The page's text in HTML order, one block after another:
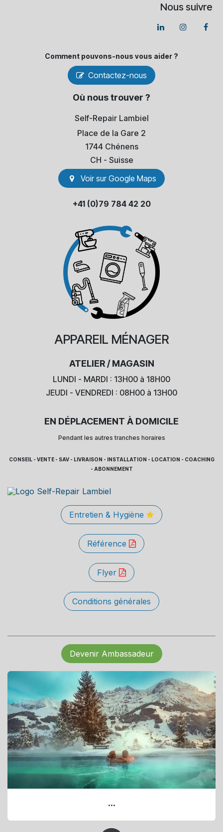
Nous suivre
Comment pouvons-​nous vous aider ?
Contactez-nous
Où nous trouver ?
Self-Repair Lambiel
Place de la Gare 2
1744 Chénens
​CH - Suisse
Voir sur Go​​ogle Maps
+41 (0)79 784 42 20
APPAREIL MÉNAGER
ATELIER / MAGASIN
LUNDI - MARDI : 13H00 à 18H00
JEUDI - VENDREDI : 08H00 à 13H00
EN DÉPLACEMENT À DOMICILE
Pendant les autres tranches horaires
CONSEIL - VENTE - SAV - LIVRAISON - INSTALLATION - LOCATION - COACHING
- ABONNEMENT
Entretien & Hygiène
Référence
Flyer
Conditions générales
Devenir Ambassadeur
...